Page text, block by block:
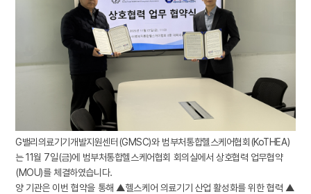
G밸리의료기기개발지원센터(GMSC)와 범부처통합헬스케어협회(KoTHEA)
는 11월 7일(금)에 범부처통합헬스케어협회 회의실에서 상호협력 업무협약
(MOU)를 체결하였습니다.
양 기관은 이번 협약을 통해 ▲헬스케어 의료기기 산업 활성화를 위한 협력 ▲